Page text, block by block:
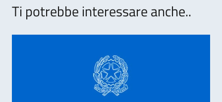
Ti potrebbe interessare anche..